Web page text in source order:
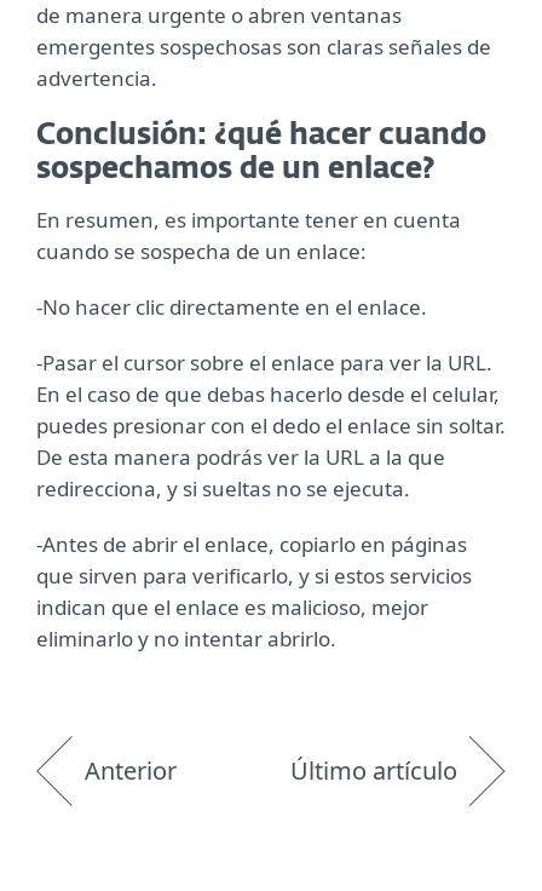
de manera urgente o abren ventanas
emergentes sospechosas son claras señales de
advertencia.
Conclusión: ¿qué hacer cuando
sospechamos de un enlace?
En resumen, es importante tener en cuenta
cuando se sospecha de un enlace:
-No hacer clic directamente en el enlace.
-Pasar el cursor sobre el enlace para ver la URL.
En el caso de que debas hacerlo desde el celular,
puedes presionar con el dedo el enlace sin soltar.
De esta manera podrás ver la URL a la que
redirecciona, y si sueltas no se ejecuta.
-Antes de abrir el enlace, copiarlo en páginas
que sirven para verificarlo, y si estos servicios
indican que el enlace es malicioso, mejor
eliminarlo y no intentar abrirlo.
Anterior Último artículo